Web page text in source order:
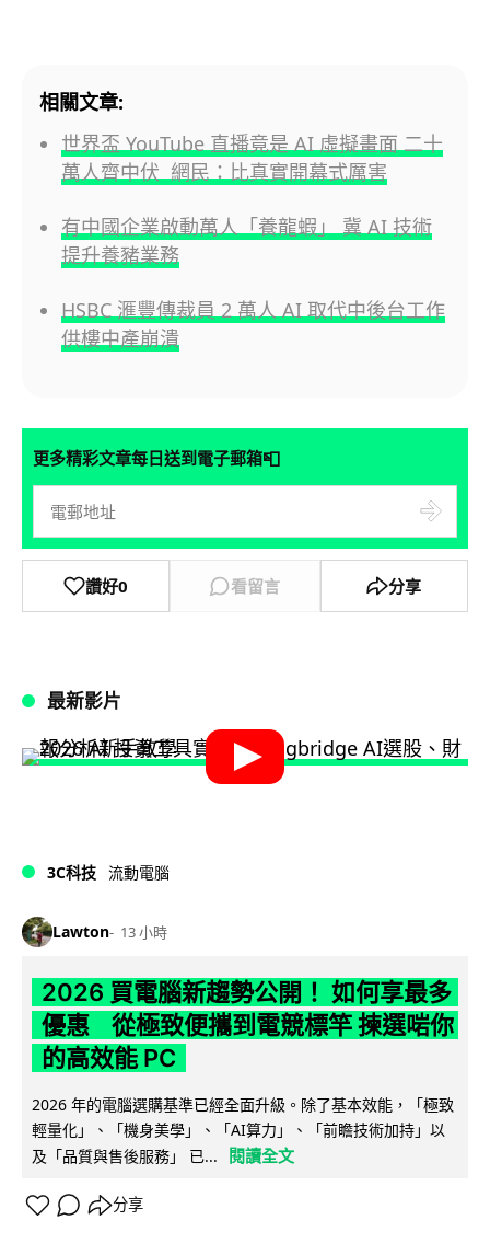
相關文章:
世界盃 YouTube 直播竟是 AI 虛擬畫面 二十
萬人齊中伏 網民：比真實開幕式厲害
有中國企業啟動萬人「養龍蝦」 冀 AI 技術
提升養豬業務
HSBC 滙豐傳裁員 2 萬人 AI 取代中後台工作
供樓中產崩潰
更多精彩文章每日送到電子郵箱📮
讚好0 看留言 分享
最新影片
3C科技 流動電腦
Lawton 13 小時
2026 買電腦新趨勢公開！ 如何享最多
優惠 從極致便攜到電競標竿 揀選啱你
的高效能 PC
2026 年的電腦選購基準已經全面升級。除了基本效能，「極致
輕量化」、「機身美學」、「AI算力」、「前瞻技術加持」以
及「品質與售後服務」 已...
閱讀全文
分享